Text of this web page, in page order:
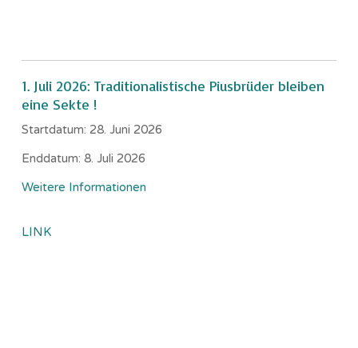
1. Juli 2026: Traditionalistische Piusbrüder bleiben
eine Sekte !
Startdatum: 28. Juni 2026
Enddatum: 8. Juli 2026
Weitere Informationen
LINK